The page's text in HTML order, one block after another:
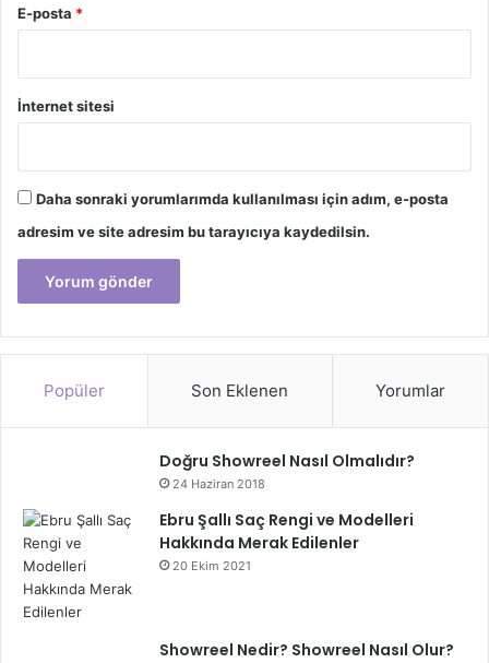
E-posta *
İnternet sitesi
Daha sonraki yorumlarımda kullanılması için adım, e-posta
adresim ve site adresim bu tarayıcıya kaydedilsin.
Popüler Son Eklenen Yorumlar
Doğru Showreel Nasıl Olmalıdır?
24 Haziran 2018
Ebru Şallı Saç Rengi ve Modelleri
Hakkında Merak Edilenler
20 Ekim 2021
Showreel Nedir? Showreel Nasıl Olur?